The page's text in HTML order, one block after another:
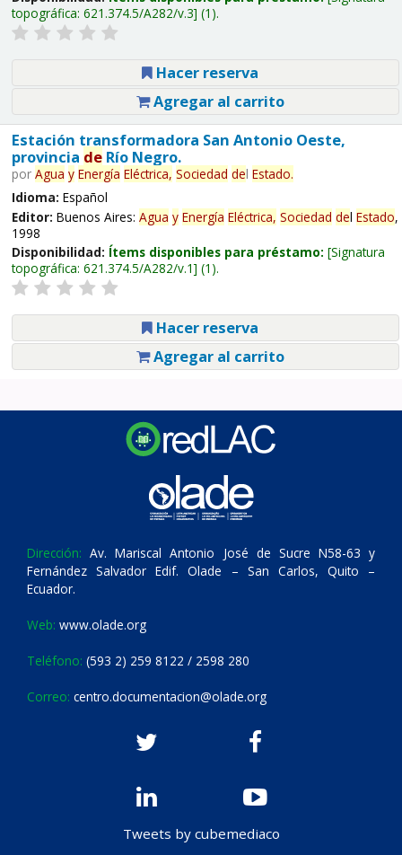
topográfica: 621.374.5/A282/v.3 (1).
Hacer reserva
Agregar al carrito
Estación transformadora San Antonio Oeste,
provincia deRío Negro.
por Agua y Energía Eléctrica, Sociedad del Estado.
Idioma: Español
Editor: Buenos Aires: Agua y Energía Eléctrica, Sociedad del Estado,
1998
Disponibilidad: Ítems disponibles para préstamo: Signatura
topográfica: 621.374.5/A282/v.1 (1).
Hacer reserva
Agregar al carrito
Dirección: Av. Mariscal Antonio José de Sucre N58-63 y
Fernández Salvador Edif. Olade – San Carlos, Quito –
Ecuador.
Web: www.olade.org
Teléfono: (593 2) 259 8122 / 2598 280
Correo: centro.documentacion@olade.org
Tweets by cubemediaco